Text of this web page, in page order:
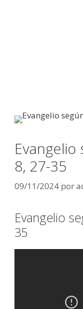
Evangelio
8, 27-35
09/11/2024 por
Evangelio
35